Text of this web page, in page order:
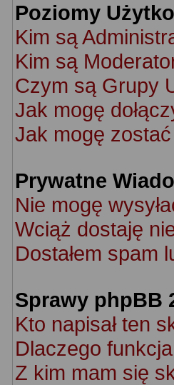
Poziomy
Kim są
Kim są
Czym są Grupy
Jak mogę
Jak mogę
Prywatne
Nie mogę
Wciąż dostaję
Dostałem spam
Sprawy phpBB
Kto napisał ten
Dlaczego
Z kim mam się